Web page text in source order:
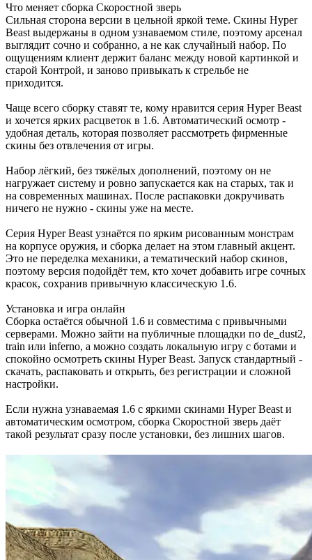
Что меняет сборка Скоростной зверь
Сильная сторона версии в цельной яркой теме. Скины Hyper
Beast выдержаны в одном узнаваемом стиле, поэтому арсенал
выглядит сочно и собранно, а не как случайный набор. По
ощущениям клиент держит баланс между новой картинкой и
старой Контрой, и заново привыкать к стрельбе не
приходится.
Чаще всего сборку ставят те, кому нравится серия Hyper Beast
и хочется ярких расцветок в 1.6. Автоматический осмотр -
удобная деталь, которая позволяет рассмотреть фирменные
скины без отвлечения от игры.
Набор лёгкий, без тяжёлых дополнений, поэтому он не
нагружает систему и ровно запускается как на старых, так и
на современных машинах. После распаковки докручивать
ничего не нужно - скины уже на месте.
Серия Hyper Beast узнаётся по ярким рисованным монстрам
на корпусе оружия, и сборка делает на этом главный акцент.
Это не переделка механики, а тематический набор скинов,
поэтому версия подойдёт тем, кто хочет добавить игре сочных
красок, сохранив привычную классическую 1.6.
Установка и игра онлайн
Сборка остаётся обычной 1.6 и совместима с привычными
серверами. Можно зайти на публичные площадки по de_dust2,
train или inferno, а можно создать локальную игру с ботами и
спокойно осмотреть скины Hyper Beast. Запуск стандартный -
скачать, распаковать и открыть, без регистрации и сложной
настройки.
Если нужна узнаваемая 1.6 с яркими скинами Hyper Beast и
автоматическим осмотром, сборка Скоростной зверь даёт
такой результат сразу после установки, без лишних шагов.